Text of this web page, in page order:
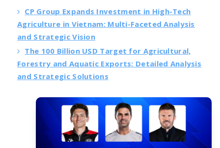
CP Group Expands Investment in High-Tech
Agriculture in Vietnam: Multi-Faceted Analysis
and Strategic Vision
The 100 Billion USD Target for Agricultural,
Forestry and Aquatic Exports: Detailed Analysis
and Strategic Solutions